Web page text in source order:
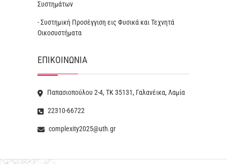
Συστημάτων
- Συστημική Προσέγγιση εις Φυσικά και Τεχνητά
Οικοσυστήματα
ΕΠΙΚΟΙΝΩΝΊΑ
Παπασιοπούλου 2-4, ΤΚ 35131, Γαλανέικα, Λαμία
22310-66722
complexity2025@uth.gr